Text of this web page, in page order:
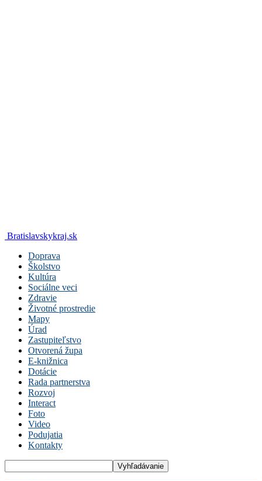
Bratislavskykraj.sk
Doprava
Školstvo
Kultúra
Sociálne veci
Zdravie
Životné prostredie
Mapy
Úrad
Zastupiteľstvo
Otvorená župa
E-knižnica
Dotácie
Rada partnerstva
Rozvoj
Interact
Foto
Video
Podujatia
Kontakty